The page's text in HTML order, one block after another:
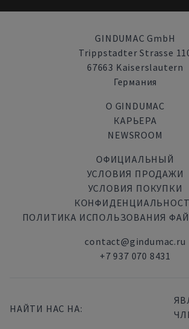
GINDUMAC GmbH
Trippstadter Strasse
67663 Kaiserslautern
Германия
О GINDUMAC
КАРЬЕРА
NEWSROOM
ОФИЦИАЛЬНЫЙ
УСЛОВИЯ ПРОДАЖИ
УСЛОВИЯ ПОКУПКИ
ПОЛИТИКА ИСПОЛЬЗОВАНИЯ
contact@gindumac.ru
+7 937 070 8431
НАЙТИ НАС НА: